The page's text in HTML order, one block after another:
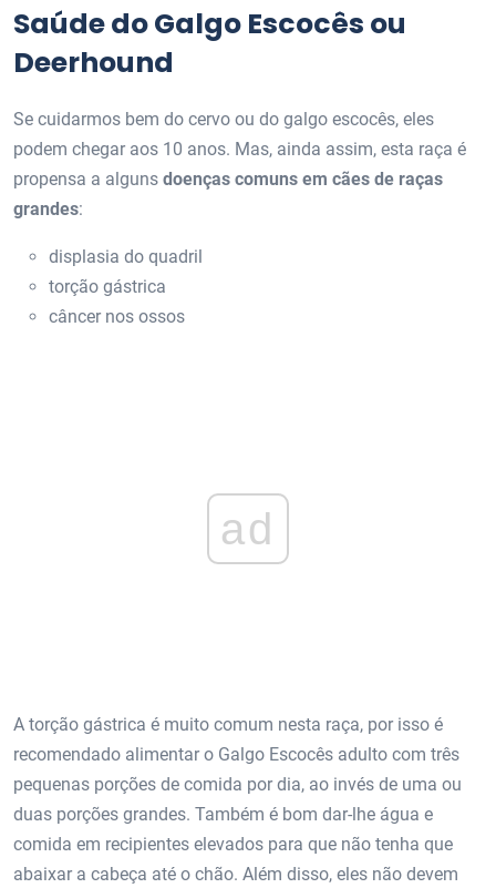
Saúde do Galgo Escocês ou
Deerhound
Se cuidarmos bem do cervo ou do galgo escocês, eles
podem chegar aos 10 anos. Mas, ainda assim, esta raça é
propensa a alguns doenças comuns em cães de raças
grandes:
displasia do quadril
torção gástrica
câncer nos ossos
ad
A torção gástrica é muito comum nesta raça, por isso é
recomendado alimentar o Galgo Escocês adulto com três
pequenas porções de comida por dia, ao invés de uma ou
duas porções grandes. Também é bom dar-lhe água e
comida em recipientes elevados para que não tenha que
abaixar a cabeça até o chão. Além disso, eles não devem